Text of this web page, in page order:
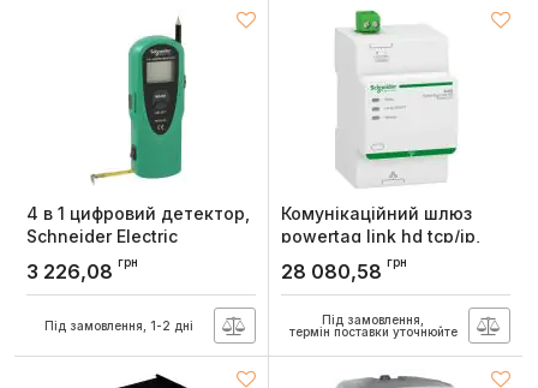
4 в 1 цифровий детектор,
Schneider Electric
Артикул: IMT23204
3 226,08 грн
Під замовлення, 1-2 дні
Комунікаційний шлюз
powertag link hd tcp/ip,
Schneider Electric
A9XMWD100
28 080,58 грн
Під замовлення,
термін поставки уточнюйте